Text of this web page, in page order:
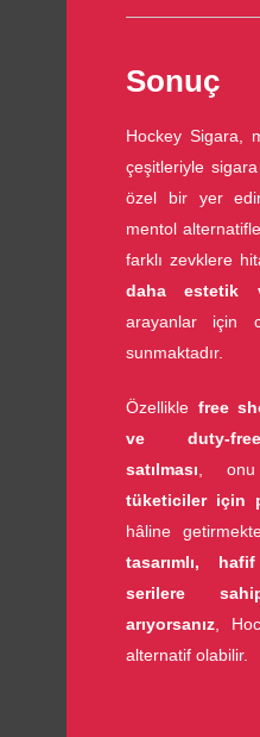
Sonuç
Hockey Sigara,
çeşitleriyle
özel bir yer
mentol
farklı zevklere
daha estetik
arayanlar için
sunmaktadır.
Özellikle free
ve duty-
satılması ,
tüketiciler için
hâline
tasarımlı,
serilere
arıyorsanız ,
alternatif olabilir.